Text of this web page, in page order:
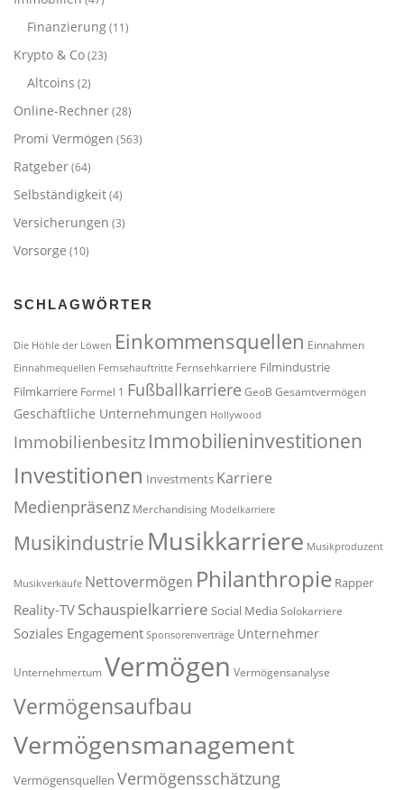
Finanzierung(11)
Krypto & Co(23)
Altcoins (2)
Online-Rechner(28)
Promi Vermögen (563)
Ratgeber(64)
Selbständigkeit(4)
Versicherungen (3)
Vorsorge (10)
SCHLAGWÖRTER
Die Höhle der Löwen Einkommensquellen Einnahmen
Einnahmequellen Fernsehauftritte Fernsehkarriere Filmindustrie
Filmkarriere Formel 1 Fußballkarriere GeoB Gesamtvermögen
Geschäftliche Unternehmungen Hollywood
Immobilienbesitz Immobilieninvestitionen
Investitionen Investments Karriere
Medienpräsenz Merchandising Modelkarriere
Musikindustrie Musikkarriere Musikproduzent
Musikverkäufe Nettovermögen Philanthropie Rapper
Reality-TV Schauspielkarriere Social MediaSolokarriere
Soziales Engagement Sponsorenverträge Unternehmer
UnternehmertumVermögen Vermögensanalyse
Vermögensaufbau
Vermögensmanagement
Vermögensquellen Vermögensschätzung